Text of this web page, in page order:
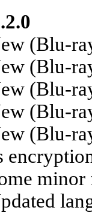
(Blu-
(Blu-
(Blu-
(Blu-
(Blu-